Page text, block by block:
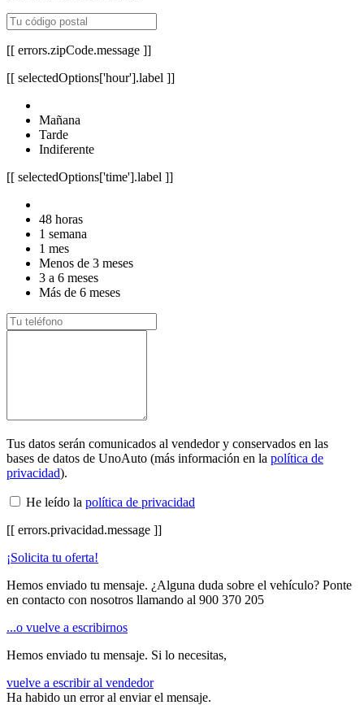
[[ errors.zipCode.message ]]
[[ selectedOptions['hour'].label ]]
Mañana
Tarde
Indiferente
[[ selectedOptions['time'].label ]]
48 horas
1 semana
1 mes
Menos de 3 meses
3 a 6 meses
Más de 6 meses
Tus datos serán comunicados al vendedor y conservados en las
bases de datos de UnoAuto (más información en la política de
privacidad).
He leído la política de privacidad
[[ errors.privacidad.message ]]
¡Solicita tu oferta!
Hemos enviado tu mensaje. ¿Alguna duda sobre el vehículo? Ponte
en contacto con nosotros llamando al 900 370 205
...o vuelve a escribirnos
Hemos enviado tu mensaje. Si lo necesitas,
vuelve a escribir al vendedor
Ha habido un error al enviar el mensaje.